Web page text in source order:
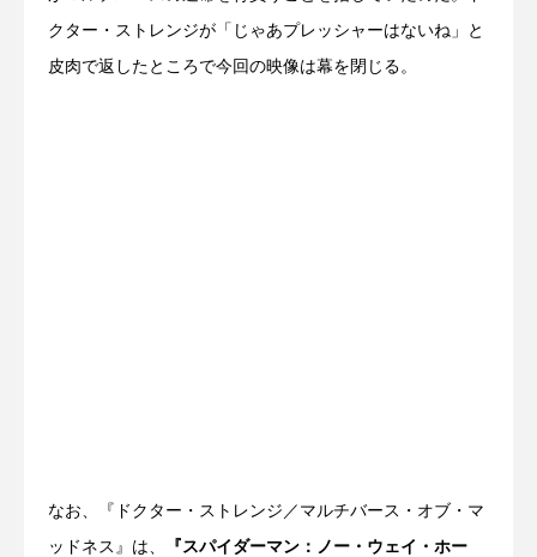
クター・ストレンジが「じゃあプレッシャーはないね」と
皮肉で返したところで今回の映像は幕を閉じる。
なお、『ドクター・ストレンジ／マルチバース・オブ・マ
ッドネス』は、 『スパイダーマン：ノー・ウェイ・ホー